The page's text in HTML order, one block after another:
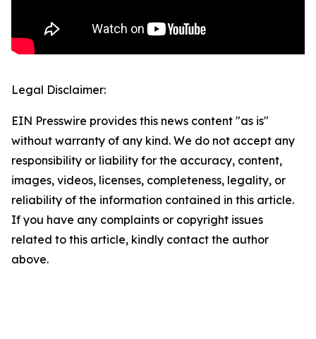
Legal Disclaimer:
EIN Presswire provides this news content "as is"
without warranty of any kind. We do not accept any
responsibility or liability for the accuracy, content,
images, videos, licenses, completeness, legality, or
reliability of the information contained in this article.
If you have any complaints or copyright issues
related to this article, kindly contact the author
above.